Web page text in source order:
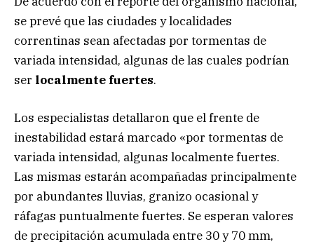
se prevé que las ciudades y localidades
correntinas sean afectadas por tormentas de
variada intensidad, algunas de las cuales podrían
ser localmente fuertes.
Los especialistas detallaron que el frente de
inestabilidad estará marcado «por tormentas de
variada intensidad, algunas localmente fuertes.
Las mismas estarán acompañadas principalmente
por abundantes lluvias, granizo ocasional y
ráfagas puntualmente fuertes. Se esperan valores
de precipitación acumulada entre 30 y 70 mm,